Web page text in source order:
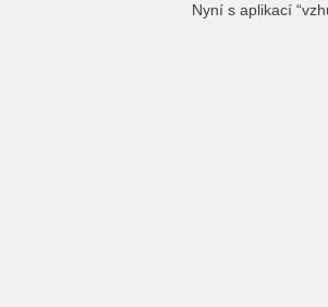
Nyní s aplikací